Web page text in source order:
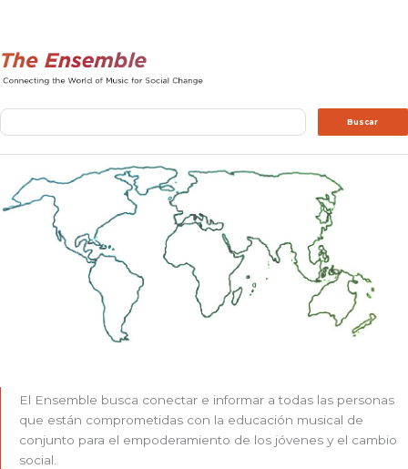
Buscar Buscar
El Ensemble busca conectar e informar a todas las personas
que están comprometidas con la educación musical de
conjunto para el empoderamiento de los jóvenes y el cambio
social.